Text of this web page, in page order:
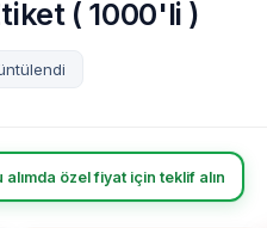
( 1000'li )
alımda özel fiyat için teklif alın